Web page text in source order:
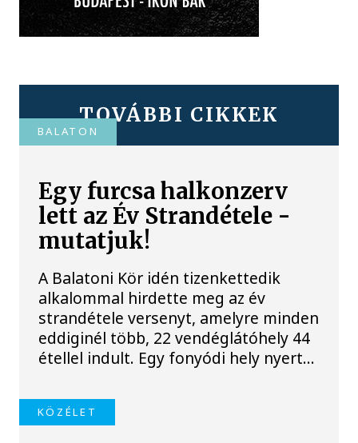
TOVÁBBI CIKKEK
BALATON
Egy furcsa halkonzerv
lett az Év Strandétele -
mutatjuk!
A Balatoni Kör idén tizenkettedik
alkalommal hirdette meg az év
strandétele versenyt, amelyre minden
eddiginél több, 22 vendéglátóhely 44
étellel indult. Egy fonyódi hely nyert...
KÖZÉLET